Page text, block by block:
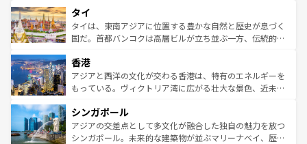
リティに包まれながら、韓国の多彩な魅力を心ゆくまで味
わってみてほしい。 なお、新着の韓国情報はコンテンツ一
覧を参照してほしい。
急速な発展と共に伝統が息づく。ハノイの古い町並みやホ
ーチミン市のフランス統治時代の建物も、独特の雰囲気を
醸し出している。また、バラエティの豊かさとおいしさで
とつ。フォーやバインミー、ベトナムコーヒーなどは、ぜ
ひ現地で味わいたい。どの地域を訪れてもあたたかい人々
が旅行者を迎えてくれるので、きっと忘れられない旅にな
参照してほしい。
タイ
タイは、東南アジアに位置する豊かな自然と歴史が息づく
国だ。首都バンコクは高層ビルが立ち並ぶ一方、伝統的な
の活気が交差している。北部ではチェンマイなどの山岳地
帯で自然と触れ合い、南部ではプーケットやクラビの美し
いビーチでリゾート気分を楽しむことができる。タイ料理
激する。気候は一年中温暖で、どの季節にも異なる楽しみ
が待っている。親しみやすいタイの人々、仏教を中心とし
た文化、そして多様な観光資源が、訪れる旅人を魅了し続
香港
アジアと西洋の文化が交わる香港は、特有のエネルギーを
もっている。ヴィクトリア湾に広がる壮大な景色、近未来
み、どこを訪れても感動するはず。観光スポットが密集し
ており、効率よく見どころを回れるのも魅力。息をのむよ
うな絶景から文化的な体験まで、香港を存分に楽しみ尽く
シンガポール
アジアの交差点として多文化が融合した独自の魅力を放つ
シンガポール。未来的な建築物が並ぶマリーナベイ、歴史